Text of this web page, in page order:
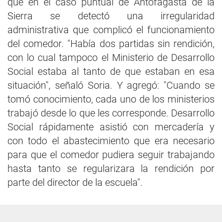
Sierra se detectó una irregularidad
administrativa que complicó el funcionamiento
del comedor. "Había dos partidas sin rendición,
con lo cual tampoco el Ministerio de Desarrollo
Social estaba al tanto de que estaban en esa
situación", señaló Soria. Y agregó: "Cuando se
tomó conocimiento, cada uno de los ministerios
trabajó desde lo que les corresponde. Desarrollo
Social rápidamente asistió con mercadería y
con todo el abastecimiento que era necesario
para que el comedor pudiera seguir trabajando
hasta tanto se regularizara la rendición por
parte del director de la escuela".